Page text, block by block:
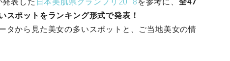
スポットをランキング形式で発表！
タから見た美女の多いスポットと、ご当地美女の情